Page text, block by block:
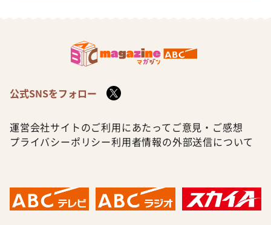
公式SNSをフォロー
運営会社サイトのご利用にあたって ご意見・ご感想
プライバシーポリシー利用者情報の外部送信について